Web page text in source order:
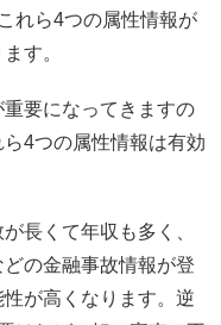
れら4つの属性情報が
す。
要になってきますの
4つの属性情報は有効
長くて年収も多く、
の金融事故情報が登
が高くなります。逆